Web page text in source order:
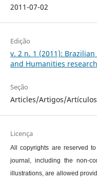
2011-07-02
Edição
v. 2 n. 1 (2011):
and Humanities
Seção
Articles/Artigos/
Licença
All copyrights are reserved
journal, including the non-
illustrations, are allowed